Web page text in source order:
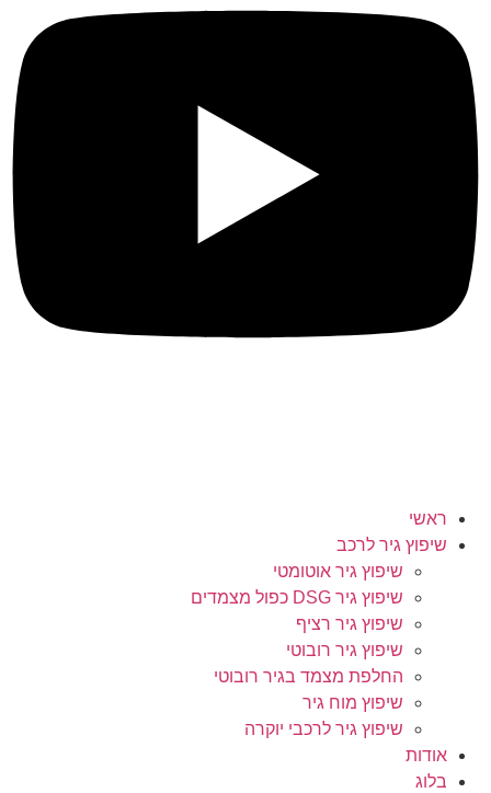
ראשי
שיפוץ גיר לרכב
שיפוץ גיר אוטומטי
שיפוץ גיר DSG כפול מצמדים
שיפוץ גיר רציף
שיפוץ גיר רובוטי
החלפת מצמד בגיר רובוטי
שיפוץ מוח גיר
שיפוץ גיר לרכבי יוקרה
אודות
בלוג